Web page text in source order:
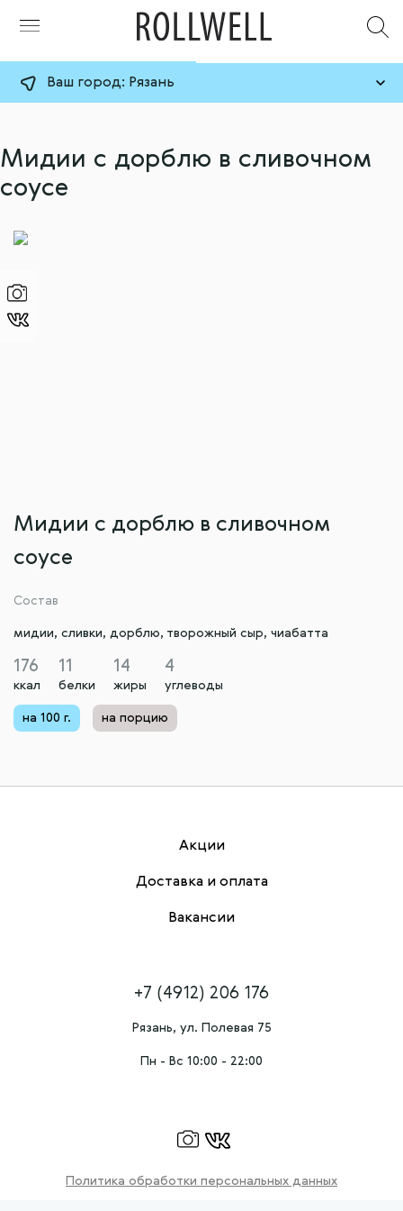
Ваш город: Рязань
Мидии с дорблю в сливочном
соусе
Мидии с дорблю в сливочном
соусе
Состав
мидии, сливки, дорблю, творожный сыр, чиабатта
176
ккал
11
белки
14
жиры
4
углеводы
на 100 г. на порцию
Акции
Доставка и оплата
Вакансии
+7 (4912) 206 176
Рязань, ул. Полевая 75
Пн - Вс 10:00 - 22:00
Политика обработки персональных данных